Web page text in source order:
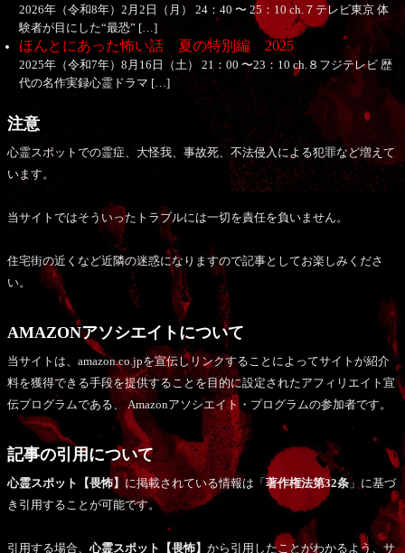
2026年（令和8年）2月2日（月） 24：40 〜 25：10 ch.７テレビ東京 体
験者が目にした“最恐” […]
ほんとにあった怖い話 夏の特別編 2025
2025年（令和7年）8月16日（土） 21：00 〜23：10 ch.８フジテレビ 歴
代の名作実録心霊ドラマ […]
注意
心霊スポットでの霊症、大怪我、事故死、不法侵入による犯罪など増えて
います。
当サイトではそういったトラブルには一切を責任を負いません。
住宅街の近くなど近隣の迷惑になりますので記事としてお楽しみくださ
い。
AMAZONアソシエイトについて
当サイトは、amazon.co.jpを宣伝しリンクすることによってサイトが紹介
料を獲得できる手段を提供することを目的に設定されたアフィリエイト宣
伝プログラムである、 Amazonアソシエイト・プログラムの参加者です。
記事の引用について
心霊スポット【畏怖】に掲載されている情報は「 著作権法第32条」に基づ
き引用することが可能です。
引用する場合、心霊スポット【畏怖】 から引用したことがわかるよう、サ